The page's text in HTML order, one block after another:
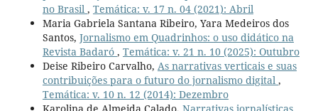
no Brasil , Temática: v. 17 n. 04 (2021): Abril
Maria Gabriela Santana Ribeiro, Yara Medeiros dos
Santos, Jornalismo em Quadrinhos: o uso didático na
Revista Badaró , Temática: v. 21 n. 10 (2025): Outubro
Deise Ribeiro Carvalho, As narrativas verticais e suas
contribuições para o futuro do jornalismo digital ,
Temática: v. 10 n. 12 (2014): Dezembro